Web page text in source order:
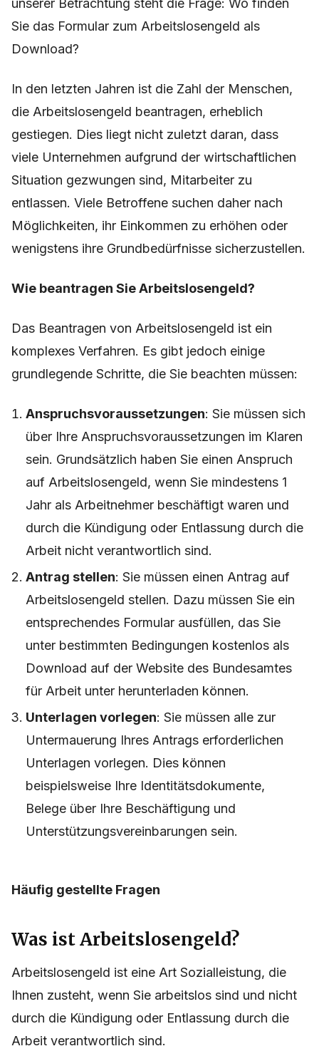
unserer Betrachtung steht die Frage: Wo finden
Sie das Formular zum Arbeitslosengeld als
Download?
In den letzten Jahren ist die Zahl der Menschen,
die Arbeitslosengeld beantragen, erheblich
gestiegen. Dies liegt nicht zuletzt daran, dass
viele Unternehmen aufgrund der wirtschaftlichen
Situation gezwungen sind, Mitarbeiter zu
entlassen. Viele Betroffene suchen daher nach
Möglichkeiten, ihr Einkommen zu erhöhen oder
wenigstens ihre Grundbedürfnisse sicherzustellen.
Wie beantragen Sie Arbeitslosengeld?
Das Beantragen von Arbeitslosengeld ist ein
komplexes Verfahren. Es gibt jedoch einige
grundlegende Schritte, die Sie beachten müssen:
Anspruchsvoraussetzungen: Sie müssen sich
über Ihre Anspruchsvoraussetzungen im Klaren
sein. Grundsätzlich haben Sie einen Anspruch
auf Arbeitslosengeld, wenn Sie mindestens 1
Jahr als Arbeitnehmer beschäftigt waren und
durch die Kündigung oder Entlassung durch die
Arbeit nicht verantwortlich sind.
Antrag stellen: Sie müssen einen Antrag auf
Arbeitslosengeld stellen. Dazu müssen Sie ein
entsprechendes Formular ausfüllen, das Sie
unter bestimmten Bedingungen kostenlos als
Download auf der Website des Bundesamtes
für Arbeit unter herunterladen können.
Unterlagen vorlegen: Sie müssen alle zur
Untermauerung Ihres Antrags erforderlichen
Unterlagen vorlegen. Dies können
beispielsweise Ihre Identitätsdokumente,
Belege über Ihre Beschäftigung und
Unterstützungsvereinbarungen sein.
Häufig gestellte Fragen
Was ist Arbeitslosengeld?
Arbeitslosengeld ist eine Art Sozialleistung, die
Ihnen zusteht, wenn Sie arbeitslos sind und nicht
durch die Kündigung oder Entlassung durch die
Arbeit verantwortlich sind.